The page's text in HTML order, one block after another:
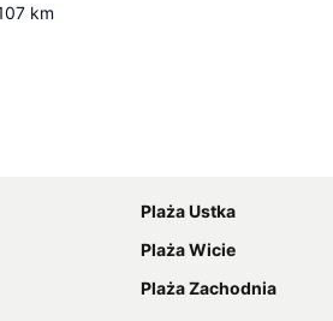
km
Plaża Ustka
Plaża Wicie
Plaża Zachodnia